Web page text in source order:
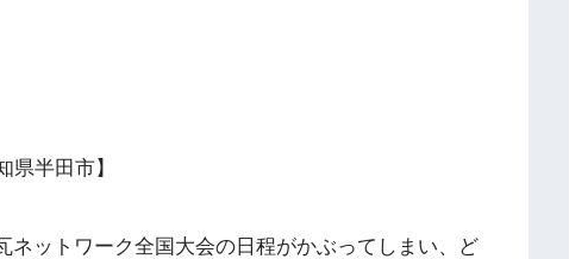
県半田市】
ットワーク全国大会の日程がかぶってしまい、ど